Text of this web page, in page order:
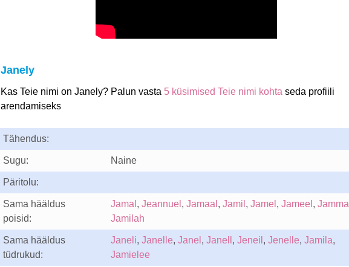
Janely
Kas Teie nimi on Janely? Palun vasta 5 küsimised Teie nimi kohta seda profiili
arendamiseks
Tähendus:
Sugu: Naine
Päritolu:
Sama hääldus
poisid:
Jamal , Jeannuel , Jamaal , Jamil , Jamel , Jameel , Jammal
Jamilah
Sama hääldus
tüdrukud:
Janeli, Janelle, Janel , Janell , Jeneil , Jenelle, Jamila,
Jamielee